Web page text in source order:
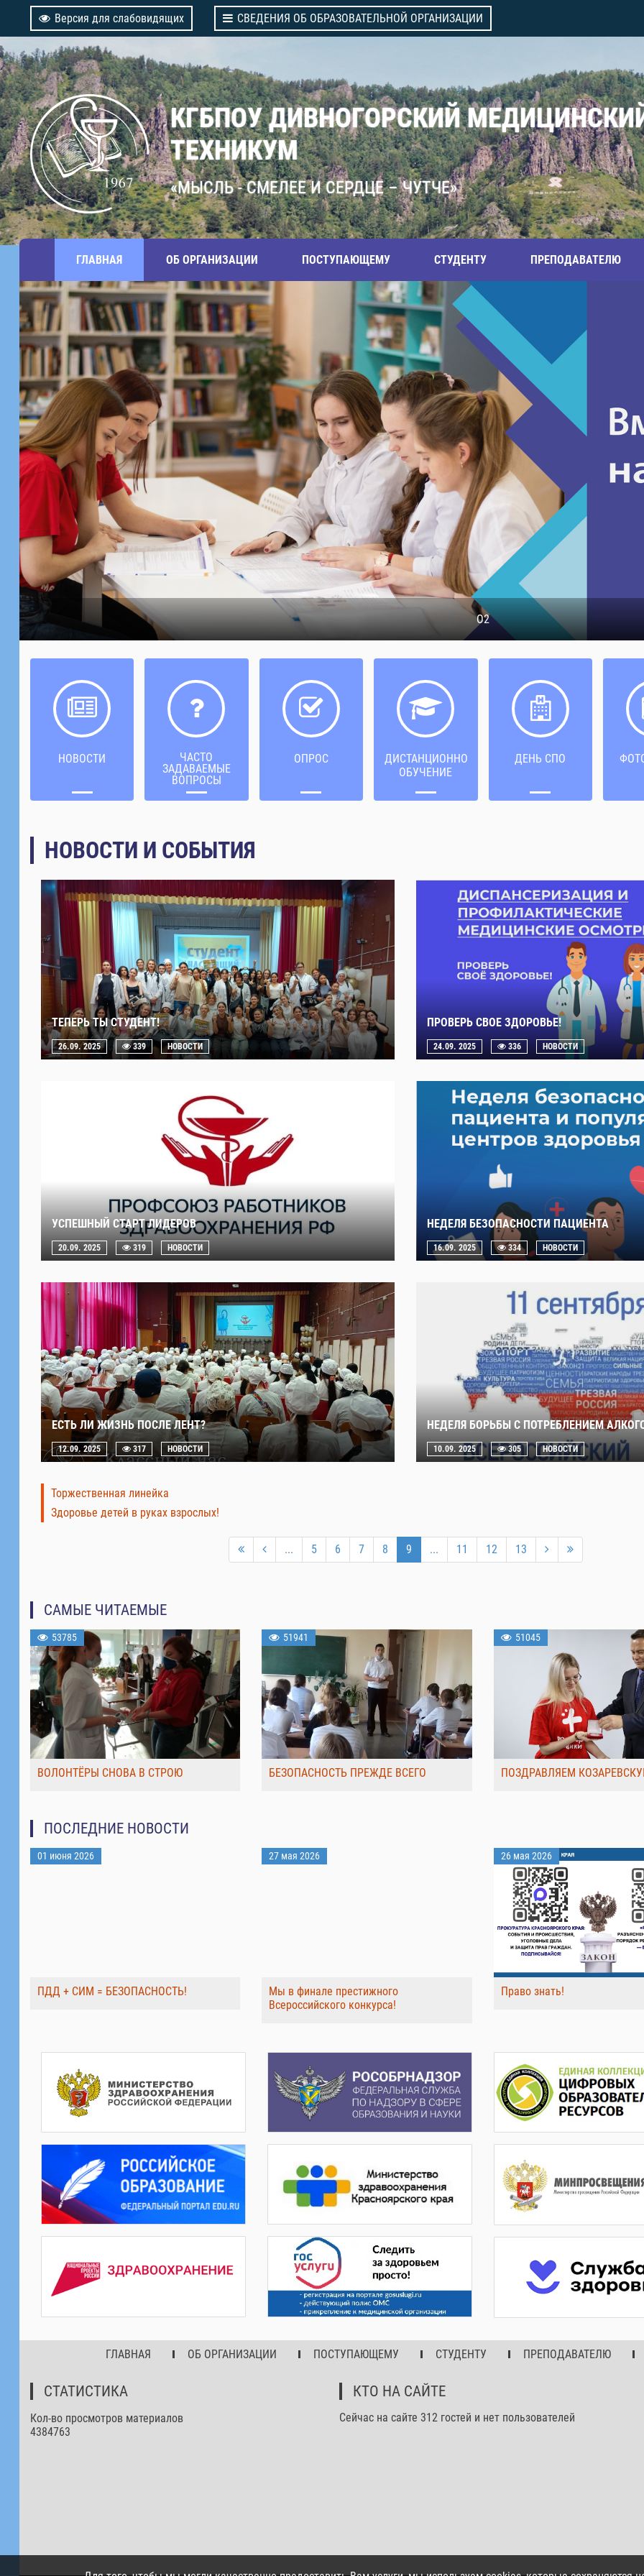
Версия для слабовидящих СВЕДЕНИЯ ОБ ОБРАЗОВАТЕЛЬНОЙ ОРГАНИЗАЦИИ
КГБПОУ ДИВНОГОРСКИЙ
ТЕХНИКУМ
«МЫСЛЬ - СМЕЛЕЕ И СЕРДЦЕ – ЧУТЧЕ»
ГЛАВНАЯ ОБ ОРГАНИЗАЦИИ ПОСТУПАЮЩЕМУ СТУДЕНТУ ПРЕПОДАВАТЕЛЮ
ПОЧЕМУ НУЖНО ВЫБРАТЬ ИМЕННО НАС!??
НОВОСТИ
ЧАСТО
ЗАДАВАЕМЫЕ
ВОПРОСЫ
ОПРОС
ДИСТАНЦИОННОЕ
ОБУЧЕНИЕ
ДЕНЬ СПО
НОВОСТИ И СОБЫТИЯ
ТЕПЕРЬ ТЫ СТУДЕНТ!
26.09. 2025 339 НОВОСТИ
ПРОВЕРЬ СВОЕ ЗДОРОВЬЕ!
24.09. 2025 336 НОВОСТИ
УСПЕШНЫЙ СТАРТ ЛИДЕРОВ
20.09. 2025 319 НОВОСТИ
НЕДЕЛЯ БЕЗОПАСНОСТИ ПАЦИЕНТА
16.09. 2025 334 НОВОСТИ
ЕСТЬ ЛИ ЖИЗНЬ ПОСЛЕ ЛЕНТ?
12.09. 2025 317 НОВОСТИ
НЕДЕЛЯ БОРЬБЫ С ПОТРЕБЛЕНИЕМ
10.09. 2025 305 НОВОСТИ
Торжественная линейка
Здоровье детей в руках взрослых!
... 5 6 7 8 9 ... 11 12 13
САМЫЕ ЧИТАЕМЫЕ
53785
ВОЛОНТЁРЫ СНОВА В СТРОЮ
51941
БЕЗОПАСНОСТЬ ПРЕЖДЕ ВСЕГО
51045
ПОЗДРАВЛЯЕМ
ПОСЛЕДНИЕ НОВОСТИ
01 июня 2026
ПДД + СИМ = БЕЗОПАСНОСТЬ!
27 мая 2026
Мы в финале престижного
Всероссийского конкурса!
26 мая 2026
Право знать!
ГЛАВНАЯ ОБ ОРГАНИЗАЦИИ ПОСТУПАЮЩЕМУ СТУДЕНТУ ПРЕПОДАВАТЕЛЮ
СТАТИСТИКА
Кол-во просмотров материалов
4384763
КТО НА САЙТЕ
Сейчас на сайте 312 гостей и нет пользователей